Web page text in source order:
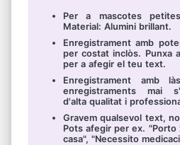
Per a mascotes
Material: Alumini brillant.
Enregistrament amb
per costat inclòs. Punxa
per a afegir el teu text.
Enregistrament amb
enregistraments mai
d'alta qualitat i
Gravem qualsevol text,
Pots afegir per ex. "Porto
casa", "Necessito